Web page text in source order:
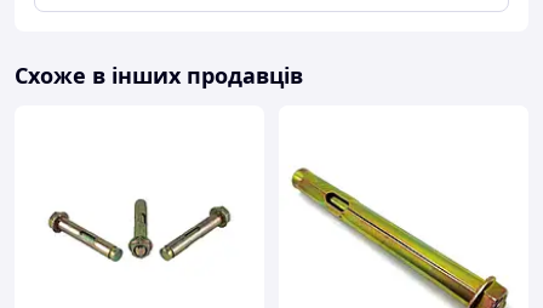
Схоже в інших продавців